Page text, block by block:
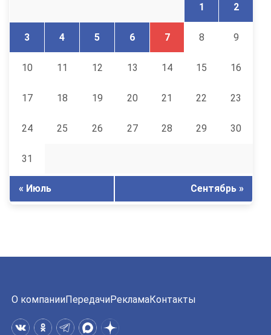
1 2
3 4 5 6 7 8 9
10 11 12 13 14 15 16
17 18 19 20 21 22 23
24 25 26 27 28 29 30
31
« Июль Сентябрь »
О компанииПередачиРекламаКонтакты